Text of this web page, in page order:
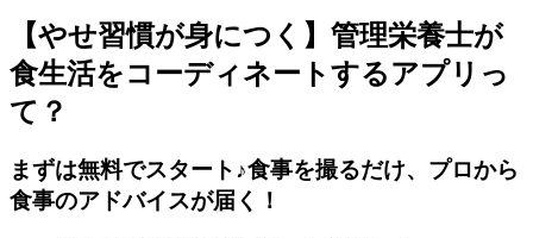
【やせ習慣が身につく】管理栄養士が
食生活をコーディネートするアプリっ
て？
まずは無料でスタート♪食事を撮るだけ、プロから
食事のアドバイスが届く！